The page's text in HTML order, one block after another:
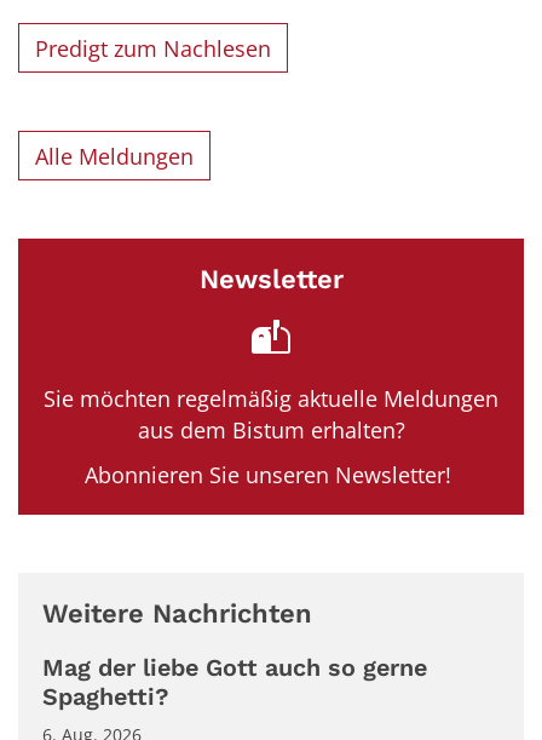
Predigt zum Nachlesen
Alle Meldungen
Newsletter
Sie möchten regelmäßig aktuelle Meldungen
aus dem Bistum erhalten?
Abonnieren Sie unseren Newsletter!
Weitere Nachrichten
Mag der liebe Gott auch so gerne
Spaghetti?
6. Aug. 2026